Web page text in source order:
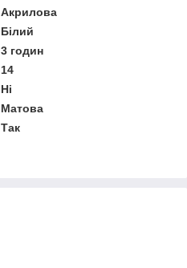
Акрилова
Білий
3 годин
14
Ні
Матова
Так